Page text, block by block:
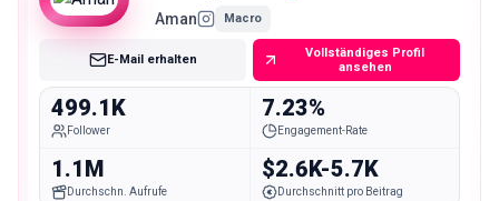
Aman Macro
E-Mail erhalten
Vollständiges Profil
ansehen
499.1K
Follower
7.23%
Engagement-Rate
1.1M
Durchschn. Aufrufe
$2.6K-5.7K
Durchschnitt pro Beitrag